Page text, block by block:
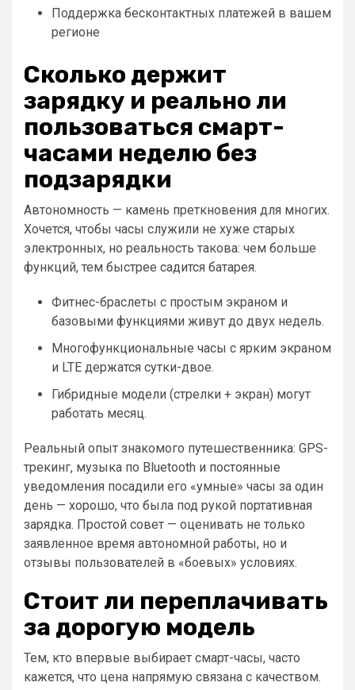
Поддержка бесконтактных платежей в вашем
регионе
Сколько держит
зарядку и реально ли
пользоваться смарт-
часами неделю без
подзарядки
Автономность — камень преткновения для многих.
Хочется, чтобы часы служили не хуже старых
электронных, но реальность такова: чем больше
функций, тем быстрее садится батарея.
Фитнес-браслеты с простым экраном и
базовыми функциями живут до двух недель.
Многофункциональные часы с ярким экраном
и LTE держатся сутки-двое.
Гибридные модели (стрелки + экран) могут
работать месяц.
Реальный опыт знакомого путешественника: GPS-
трекинг, музыка по Bluetooth и постоянные
уведомления посадили его «умные» часы за один
день — хорошо, что была под рукой портативная
зарядка. Простой совет — оценивать не только
заявленное время автономной работы, но и
отзывы пользователей в «боевых» условиях.
Стоит ли переплачивать
за дорогую модель
Тем, кто впервые выбирает смарт-часы, часто
кажется, что цена напрямую связана с качеством.